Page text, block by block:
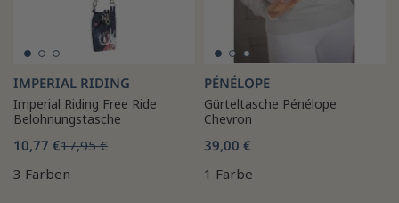
IMPERIAL RIDING
Imperial Riding Free Ride
Belohnungstasche
10,77 €17,95 €
3 Farben
PÉNÉLOPE
Gürteltasche Pénélope
Chevron
39,00 €
1 Farbe